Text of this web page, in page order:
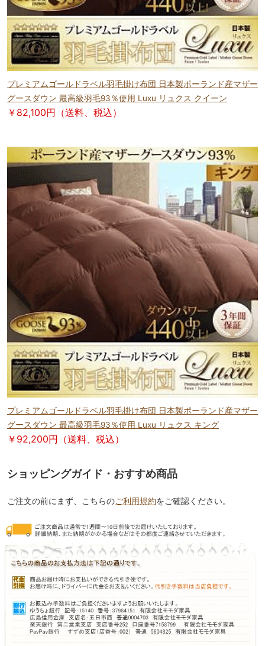
プレミアムゴールドラベル羽毛掛け布団 日本製ポーランド産マザー
グースダウン 最高級羽毛93％使用 Luxu リュクス クイーン
￥82,100円（送料、税込）
プレミアムゴールドラベル羽毛掛け布団 日本製ポーランド産マザー
グースダウン 最高級羽毛93％使用 Luxu リュクス キング
￥92,200円（送料、税込）
ショッピングガイド・おすすめ商品
ご注文の前にまず、こちらのご利用規約をご確認ください。